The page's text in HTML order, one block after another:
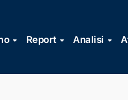
contenuto
Report Analisi